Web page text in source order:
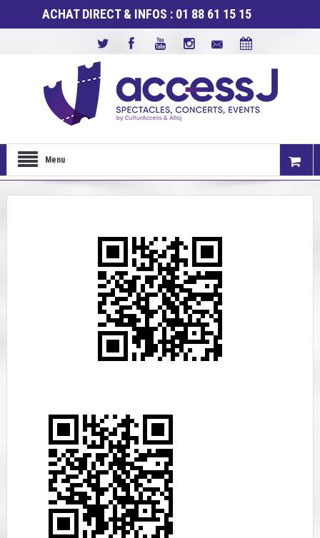
ACHAT DIRECT & INFOS : 01 88 61 15 15
Menu